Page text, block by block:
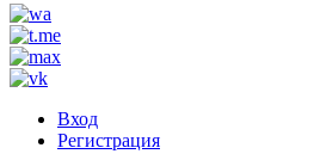
Вход
Регистрация